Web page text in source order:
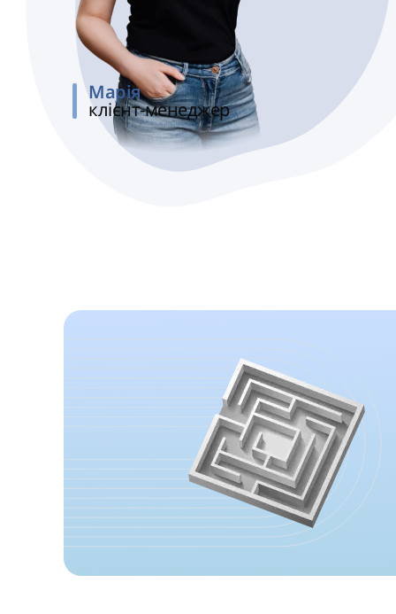
Марія
клієнт-менеджер